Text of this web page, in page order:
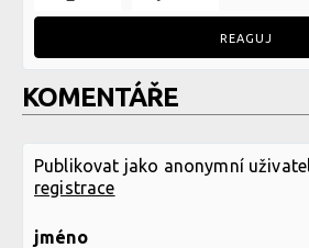
REAGUJ
KOMENTÁŘE
Publikovat jako anonymní
registrace
jméno